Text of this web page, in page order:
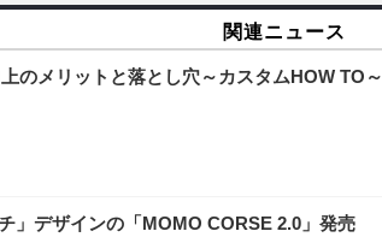
関連ニュース
のメリットと落とし穴～カスタムHOW TO～
」デザインの「MOMO CORSE 2.0」発売